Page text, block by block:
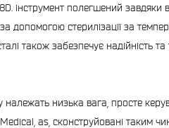
інструмент полегшений завдяки
допомогою стерилізації за
також забезпечує надійність
належать низька вага, просте
Medical, as, сконструйовані таким